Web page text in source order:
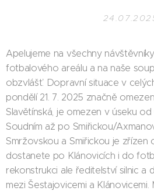
Apelujeme na všechny
fotbalového areálu a na naše
obzvlášť. Dopravní situace v
pondělí 21. 7. 2025 značně
Slavětínská, je omezen v úseku
Soudním až po Smiřickou/
Smržovskou a Smiřickou je zřízen
dostanete po Klánovicích i do
rekonstrukci ale ředitelství silnic a
mezi Šestajovicemi a Klánovicemi.